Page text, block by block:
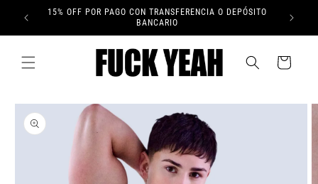
directamente
🔥
15% OFF POR PAGO CON TRANSFERENCIA O DEPÓSITO
BANCARIO
Carrito
directamente
a la
información